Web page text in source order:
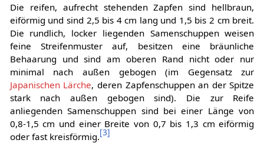
Die reifen, aufrecht stehenden Zapfen sind hellbraun,
eiförmig und sind 2,5 bis 4 cm lang und 1,5 bis 2 cm breit.
Die rundlich, locker liegenden Samenschuppen weisen
feine Streifenmuster auf, besitzen eine bräunliche
Behaarung und sind am oberen Rand nicht oder nur
minimal nach außen gebogen (im Gegensatz zur
Japanischen Lärche, deren Zapfenschuppen an der Spitze
stark nach außen gebogen sind). Die zur Reife
anliegenden Samenschuppen sind bei einer Länge von
0,8-1,5 cm und einer Breite von 0,7 bis 1,3 cm eiförmig
oder fast kreisförmig.[3]